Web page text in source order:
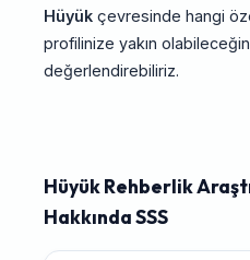
Hüyük çevresinde hangi
profilinize yakın
değerlendirebiliriz.
Hüyük Rehberlik
Hakkında SSS